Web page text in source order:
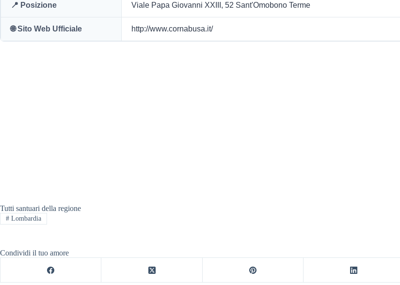
📍 Posizione Viale Papa Giovanni XXIII, 52 Sant'Omobono Terme
🌐 Sito Web Ufficiale http://www.cornabusa.it/
Tutti santuari della regione
#Lombardia
Condividi il tuo amore